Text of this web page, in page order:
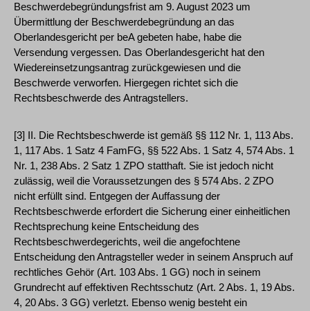
Beschwerdebegründungsfrist am 9. August 2023 um
Übermittlung der Beschwerdebegründung an das
Oberlandesgericht per beA gebeten habe, habe die
Versendung vergessen. Das Oberlandesgericht hat den
Wiedereinsetzungsantrag zurückgewiesen und die
Beschwerde verworfen. Hiergegen richtet sich die
Rechtsbeschwerde des Antragstellers.
[3] II. Die Rechtsbeschwerde ist gemäß §§ 112 Nr. 1, 113 Abs.
1, 117 Abs. 1 Satz 4 FamFG, §§ 522 Abs. 1 Satz 4, 574 Abs. 1
Nr. 1, 238 Abs. 2 Satz 1 ZPO statthaft. Sie ist jedoch nicht
zulässig, weil die Voraussetzungen des § 574 Abs. 2 ZPO
nicht erfüllt sind. Entgegen der Auffassung der
Rechtsbeschwerde erfordert die Sicherung einer einheitlichen
Rechtsprechung keine Entscheidung des
Rechtsbeschwerdegerichts, weil die angefochtene
Entscheidung den Antragsteller weder in seinem Anspruch auf
rechtliches Gehör (Art. 103 Abs. 1 GG) noch in seinem
Grundrecht auf effektiven Rechtsschutz (Art. 2 Abs. 1, 19 Abs.
4, 20 Abs. 3 GG) verletzt. Ebenso wenig besteht ein